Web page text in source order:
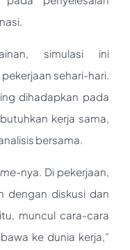
simulasi ini
sehari-hari.
dihadapkan pada
kerja sama,
bersama.
-nya. Di pekerjaan,
dengan diskusi dan
muncul cara-cara
ke dunia kerja,”